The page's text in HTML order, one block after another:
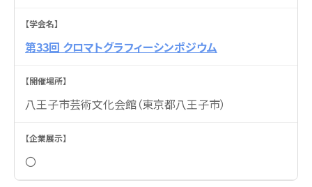
第33回 クロマトグラフィーシンポジウム
八王子市芸術文化会館（東京都八王子市）
〇